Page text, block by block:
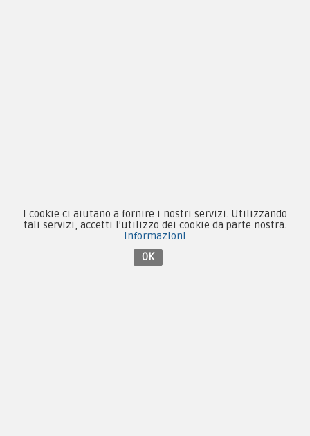
Contattaci su Facebook
I cookie ci aiutano a fornire i nostri servizi. Utilizzando
tali servizi, accetti l'utilizzo dei cookie da parte nostra.
Informazioni
OK